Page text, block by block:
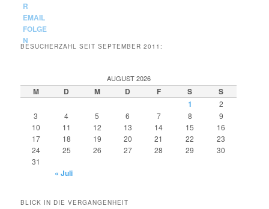
BESUCHERZAHL SEIT SEPTEMBER 2011:
AUGUST 2026
M D M D F S
S
1
2
3
4 5 6 7 8
9
10
11 12 13 14 15
16
17
18 19 20 21 22
23
24
25 26 27 28 29
30
31
« Juli
BLICK IN DIE VERGANGENHEIT